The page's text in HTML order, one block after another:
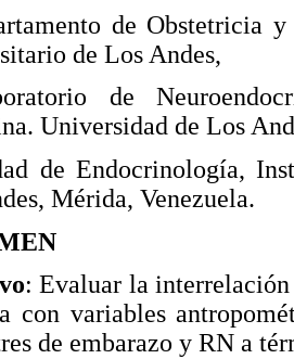
de Obstetricia
de Los Andes,
de
Universidad de Los
de Endocrinología,
Mérida, Venezuela.
: Evaluar la
con variables
de embarazo y RN a